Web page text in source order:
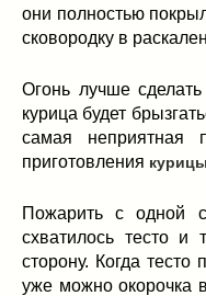
они полностью
сковородку в
Огонь лучше
курица будет
самая неприятная
приготовления
Пожарить с одной
схватилось тесто и
сторону. Когда тесто
уже можно окорочка